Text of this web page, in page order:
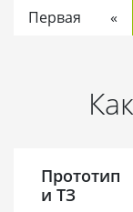
Первая «
Прототип
и ТЗ